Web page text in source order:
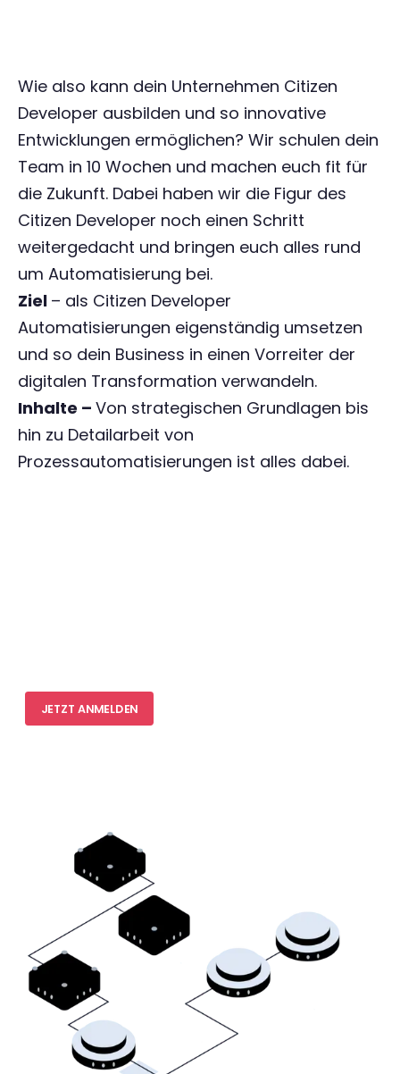
Wie also kann dein Unternehmen Citizen
Developer ausbilden und so innovative
Entwicklungen ermöglichen? Wir schulen dein
Team in 10 Wochen und machen euch fit für
die Zukunft. Dabei haben wir die Figur des
Citizen Developer noch einen Schritt
weitergedacht und bringen euch alles rund
um Automatisierung bei.
Ziel – als Citizen Developer
Automatisierungen eigenständig umsetzen
und so dein Business in einen Vorreiter der
digitalen Transformation verwandeln.
Inhalte – Von strategischen Grundlagen bis
hin zu Detailarbeit von
Prozessautomatisierungen ist alles dabei.
JETZT ANMELDEN